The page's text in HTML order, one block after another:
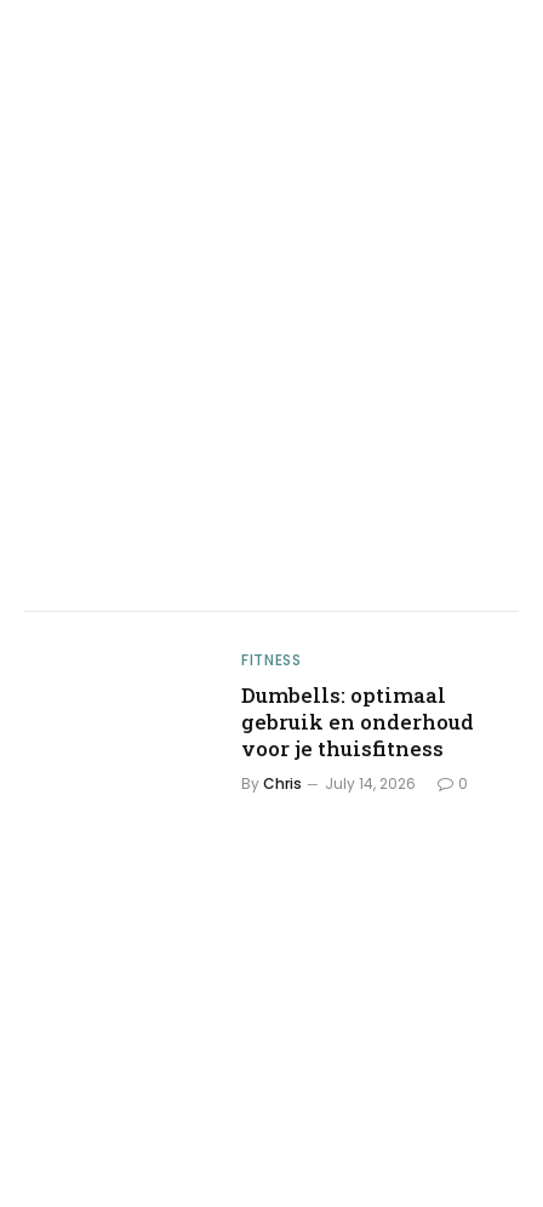
FITNESS
Dumbells: optimaal
gebruik en onderhoud
voor je thuisfitness
ByChris July 14, 2026 0